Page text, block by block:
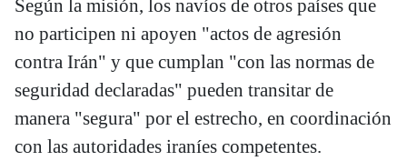
Según la misión, los navíos de otros países que
no participen ni apoyen "actos de agresión
contra Irán" y que cumplan "con las normas de
seguridad declaradas" pueden transitar de
manera "segura" por el estrecho, en coordinación
con las autoridades iraníes competentes.